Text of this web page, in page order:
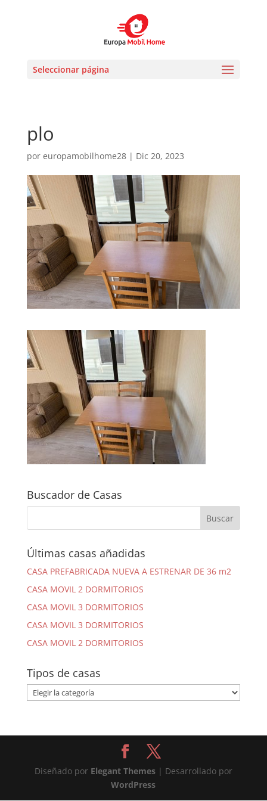
Seleccionar página
plo
por europamobilhome28| Dic 20, 2023
Buscador de Casas
Últimas casas añadidas
CASA PREFABRICADA NUEVA A ESTRENAR DE 36 m2
CASA MOVIL 2 DORMITORIOS
CASA MOVIL 3 DORMITORIOS
CASA MOVIL 3 DORMITORIOS
CASA MOVIL 2 DORMITORIOS
Tipos de casas
Tipos
de
Diseñado por Elegant Themes| Desarrollado por
WordPress